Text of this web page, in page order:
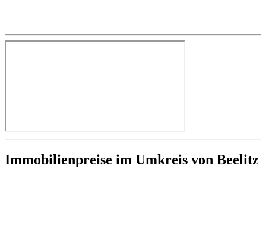
Immobilienpreise im Umkreis von Beelitz